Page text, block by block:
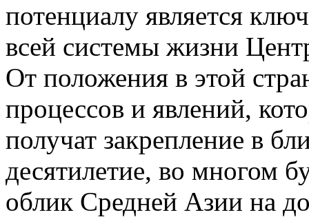
потенциалу является
всей системы жизни
От положения в этой
процессов и явлений,
получат закрепление в
десятилетие, во многом
облик Средней Азии на